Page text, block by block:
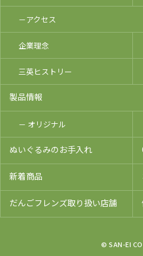
－アクセス
企業理念
三英ヒストリー
製品情報
－ オリジナル
ぬいぐるみのお手入れ
新着商品
だんごフレンズ取り扱い店舗
© SAN-EI